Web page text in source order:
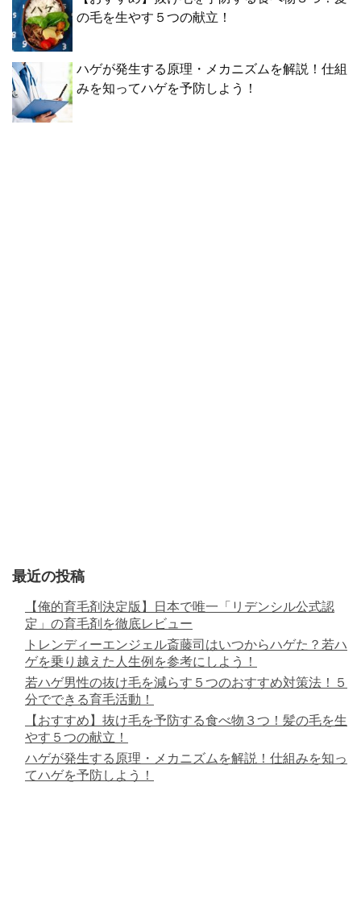
の毛を生やす５つの献立！
ハゲが発生する原理・メカニズムを解説！仕組
みを知ってハゲを予防しよう！
最近の投稿
【俺的育毛剤決定版】日本で唯一「リデンシル公式認
定」の育毛剤を徹底レビュー
トレンディーエンジェル斎藤司はいつからハゲた？若ハ
ゲを乗り越えた人生例を参考にしよう！
若ハゲ男性の抜け毛を減らす５つのおすすめ対策法！５
分でできる育毛活動！
【おすすめ】抜け毛を予防する食べ物３つ！髪の毛を生
やす５つの献立！
ハゲが発生する原理・メカニズムを解説！仕組みを知っ
てハゲを予防しよう！